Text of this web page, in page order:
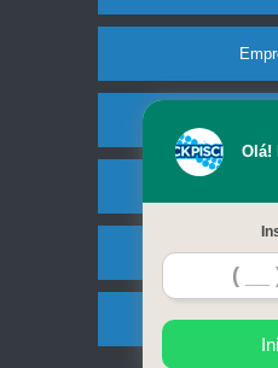
Mapa
Olá!